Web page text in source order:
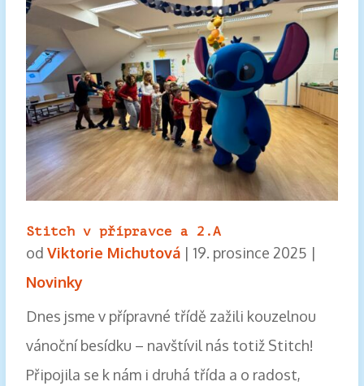
Stitch v přípravce a 2.A
od Viktorie Michutová| 19. prosince 2025 |
Novinky
Dnes jsme v přípravné třídě zažili kouzelnou
vánoční besídku – navštívil nás totiž Stitch!
Připojila se k nám i druhá třída a o radost,